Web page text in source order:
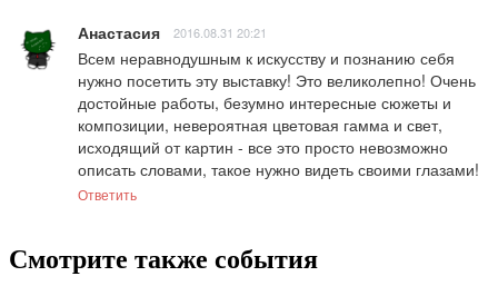
Анастасия 2016.08.31 20:21
Всем неравнодушным к искусству и познанию себя
нужно посетить эту выставку! Это великолепно! Очень
достойные работы, безумно интересные сюжеты и
композиции, невероятная цветовая гамма и свет,
исходящий от картин - все это просто невозможно
описать словами, такое нужно видеть своими глазами!
Ответить
Смотрите также события